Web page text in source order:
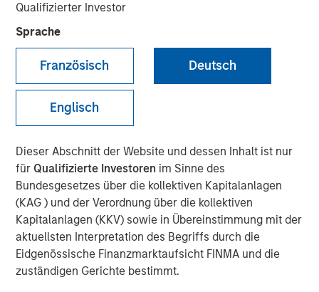
Qualifizierter Investor
Sprache
Französisch Deutsch
Englisch
Dieser Abschnitt der Website und dessen Inhalt ist nur
für Qualifizierte Investoren im Sinne des
Bundesgesetzes über die kollektiven Kapitalanlagen
(KAG ) und der Verordnung über die kollektiven
Kapitalanlagen (KKV) sowie in Übereinstimmung mit der
aktuellsten Interpretation des Begriffs durch die
Eidgenössische Finanzmarktaufsicht FINMA und die
zuständigen Gerichte bestimmt.
Play
Video
As geopolitical tensions eased and rate volatility became
more orderly, credit spreads retraced and risk sentiment
improved despite elevated inflation and energy